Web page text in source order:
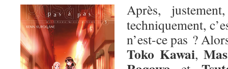
Après,
techniquement,
n’est-ce pas ?
Toko Kawai,